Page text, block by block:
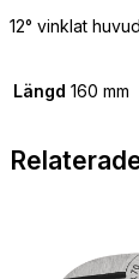
12° vinklat
Längd 160 mm